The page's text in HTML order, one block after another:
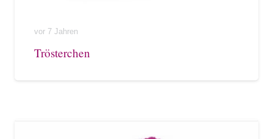
vor 7 Jahren
Trösterchen